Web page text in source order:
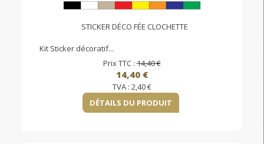
STICKER DÉCO FÉE CLOCHETTE
Kit Sticker décoratif...
Prix TTC :14,40 €
14,40 €
TVA : 2,40 €
DÉTAILS DU PRODUIT